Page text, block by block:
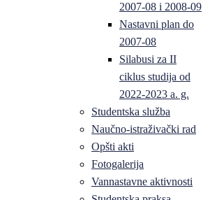
2007-08 i 2008-09
Nastavni plan do
2007-08
Silabusi za II
ciklus studija od
2022-2023 a. g.
Studentska služba
Naučno-istraživački rad
Opšti akti
Fotogalerija
Vannastavne aktivnosti